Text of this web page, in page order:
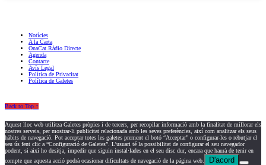
Notícies
A la Carta
OnaCat.Ràdio Directe
Agenda
Contacte
Avís Legal
Política de Privacitat
Política de Galetes
Back to Top ↑
Aquest lloc web utilitza Galetes pròpies i de tercers, per recopilar informació amb la finalitat de millorar els
nostres serveis, per mostrar-li publicitat relacionada amb les seves preferències, així com analitzar els seus
hàbits de navegació. Pot acceptar totes les galetes prement el botó “Acceptar” o configurar-les o rebutjar el
seu ús fent clic a “Configuració de Galetes”. L'usuari té la possibilitat de configurar el seu navegador
podent, si així ho desitja, impedir que siguin instal·lades en el seu disc dur, encara que haurà de tenir en
compte que aquesta acció podrà ocasionar dificultats de navegació de la página web.
D'acord